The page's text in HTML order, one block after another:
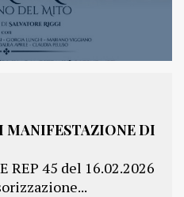
MANIFESTAZIONE DI
REP 45 del 16.02.2026